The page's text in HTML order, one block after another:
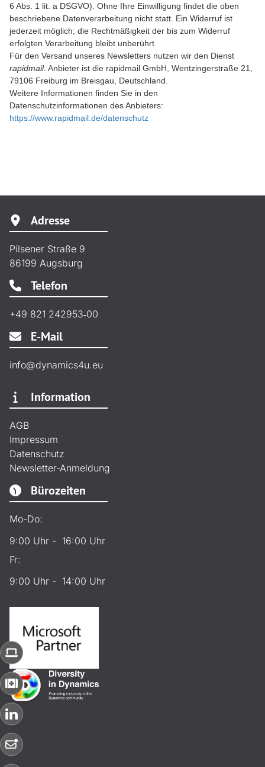
6 Abs. 1 lit. a DSGVO). Ohne Ihre Einwilligung findet die oben
beschriebene Datenverarbeitung nicht statt. Ein Widerruf ist
jederzeit möglich; die Rechtmäßigkeit der bis zum Widerruf
erfolgten Verarbeitung bleibt unberührt.
Für den Versand unseres Newsletters nutzen wir den Dienst
rapidmail. Anbieter ist die rapidmail GmbH, Wentzingerstraße 21,
79106 Freiburg im Breisgau, Deutschland.
Weitere Informationen finden Sie in den
Datenschutzinformationen des Anbieters:
https://www.rapidmail.de/datenschutz
Adresse
Pilsener Straße 9
86199 Augsburg
Telefon
+49 821 242953‑00
E-Mail
info@dynamics4u.eu
Information
AGB
Impressum
Datenschutz
Newsletter-Anmeldung
Bürozeiten
Mo-Do:
9:00 Uhr - 16:00 Uhr
Fr:
9:00 Uhr - 14:00 Uhr